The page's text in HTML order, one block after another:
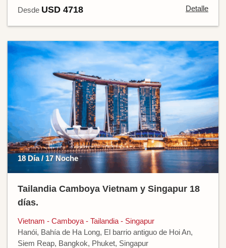
Desde USD 4718 Detalle
18 Día / 17 Noche
Tailandia Camboya Vietnam y Singapur 18
días.
Vietnam - Camboya - Tailandia - Singapur
Hanói, Bahía de Ha Long, El barrio antiguo de Hoi An,
Siem Reap, Bangkok, Phuket, Singapur